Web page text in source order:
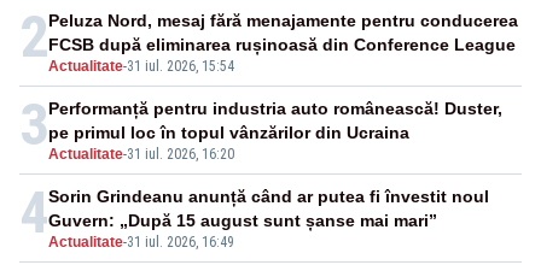
financiare
2Actualitate-31 iul. 2026, 15:54
Peluza Nord, mesaj fără menajamente pentru conducerea
FCSB după eliminarea rușinoasă din Conference League
3Actualitate-31 iul. 2026, 16:20
Performanță pentru industria auto românească! Duster,
pe primul loc în topul vânzărilor din Ucraina
4Actualitate-31 iul. 2026, 16:49
Sorin Grindeanu anunță când ar putea fi învestit noul
Guvern: „După 15 august sunt șanse mai mari”